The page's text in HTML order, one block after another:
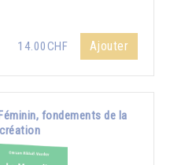
14.00CHF Ajouter
fondements de la
création